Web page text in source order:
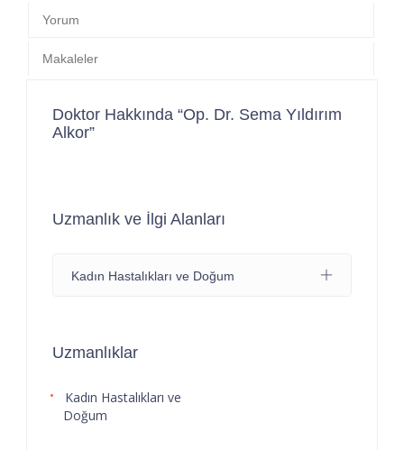
Yorum
Makaleler
Doktor Hakkında “Op. Dr. Sema Yıldırım
Alkor”
Uzmanlık ve İlgi Alanları
Kadın Hastalıkları ve Doğum
Uzmanlıklar
Kadın Hastalıkları ve
Doğum